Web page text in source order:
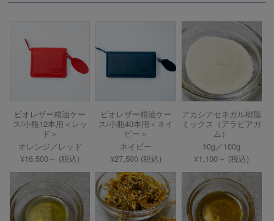
ビオレザー精油ケー
ス/小瓶12本用＜レッ
ド＞
オレンジ／レッド
¥16,500～ (税込)
ビオレザー精油ケー
ス/小瓶40本用＜ネイ
ビー＞
ネイビー
¥27,500 (税込)
アカシアセネガル樹脂
ミックス（アラビアガ
ム）
10g／100g
¥1,100～ (税込)